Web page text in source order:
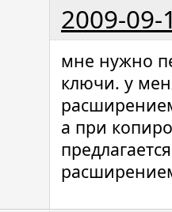
2009-09-
мне нужно
ключи. у
а при